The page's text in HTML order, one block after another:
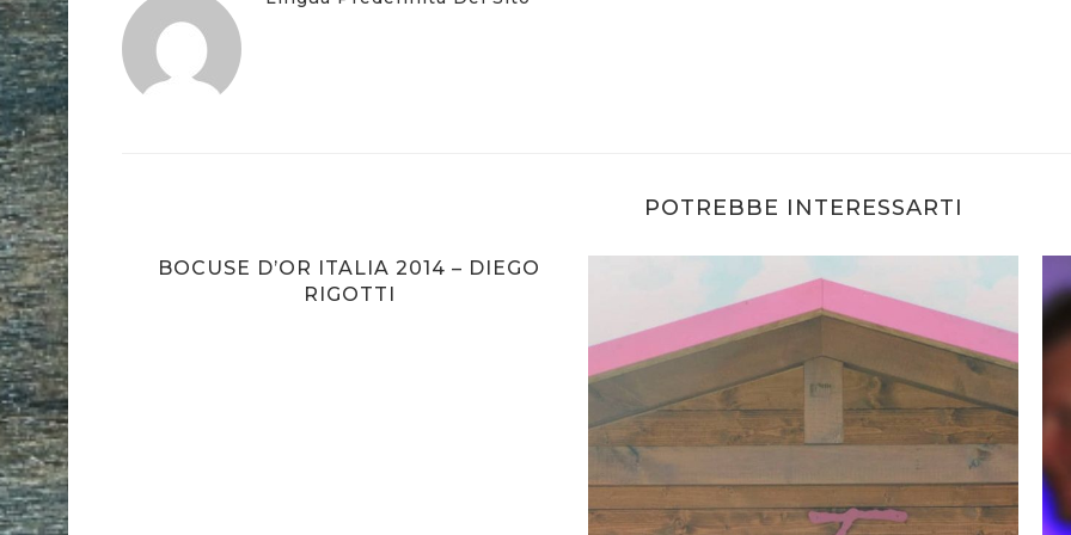
POTREBBE INTERESSARTI
BOCUSE D’OR ITALIA 2014 – DIEGO
RIGOTTI